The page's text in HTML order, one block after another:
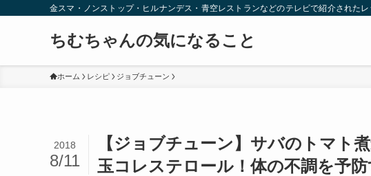
金スマ・ノンストップ・ヒルナンデス・青空レストランなどのテレビで紹介された
ちむちゃんの気になること
ホーム レシピ ジョブチューン
【ジョブチューン】サバのトマト
玉コレステロール！体の不調を予防
2018
8/11